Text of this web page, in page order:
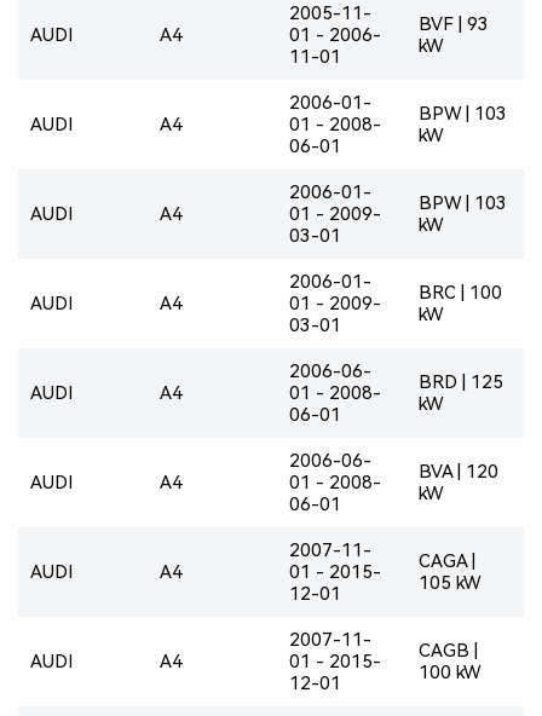
AUDI A4
2005-11-
01 - 2006-
11-01
BVF | 93
kW
AUDI A4
2006-01-
01 - 2008-
06-01
BPW | 103
kW
AUDI A4
2006-01-
01 - 2009-
03-01
BPW | 103
kW
AUDI A4
2006-01-
01 - 2009-
03-01
BRC | 100
kW
AUDI A4
2006-06-
01 - 2008-
06-01
BRD | 125
kW
AUDI A4
2006-06-
01 - 2008-
06-01
BVA | 120
kW
AUDI A4
2007-11-
01 - 2015-
12-01
CAGA |
105 kW
AUDI A4
2007-11-
01 - 2015-
12-01
CAGB |
100 kW